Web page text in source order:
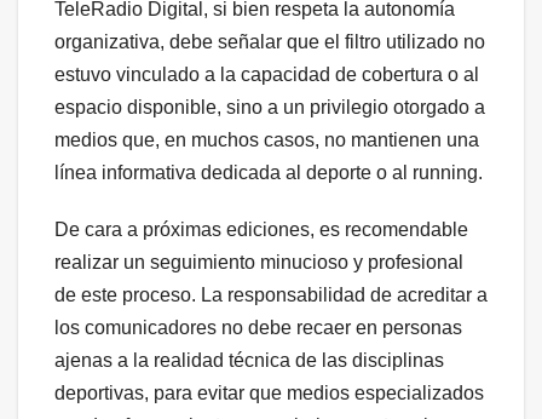
TeleRadio Digital, si bien respeta la autonomía
organizativa, debe señalar que el filtro utilizado no
estuvo vinculado a la capacidad de cobertura o al
espacio disponible, sino a un privilegio otorgado a
medios que, en muchos casos, no mantienen una
línea informativa dedicada al deporte o al running.
De cara a próximas ediciones, es recomendable
realizar un seguimiento minucioso y profesional
de este proceso. La responsabilidad de acreditar a
los comunicadores no debe recaer en personas
ajenas a la realidad técnica de las disciplinas
deportivas, para evitar que medios especializados